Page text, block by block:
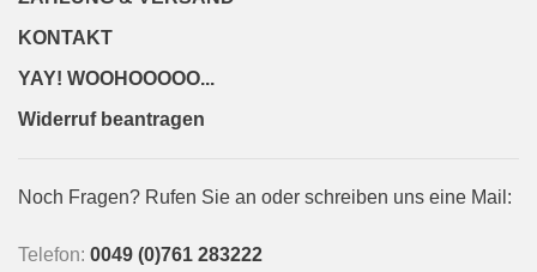
KONTAKT
YAY! WOOHOOOOO...
Widerruf beantragen
Noch Fragen? Rufen Sie an oder schreiben uns eine Mail:
Telefon: 0049 (0)761 283222